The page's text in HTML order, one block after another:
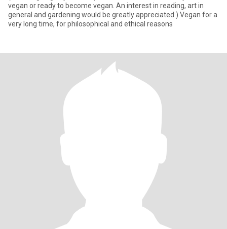
vegan or ready to become vegan. An interest in reading, art in
general and gardening would be greatly appreciated ) Vegan for a
very long time, for philosophical and ethical reasons